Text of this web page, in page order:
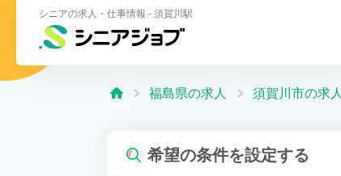
シニアの求人・仕事情報 - 須賀川駅
福島県の求人 須賀川市の求人
希望の条件を設定する